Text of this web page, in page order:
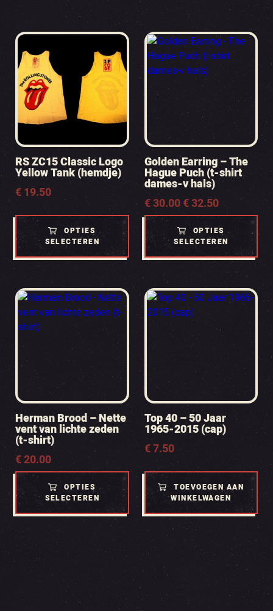
RS ZC15 Classic Logo
Yellow Tank (hemdje)
€19.50
OPTIES
SELECTEREN
Golden Earring – The
Hague Puch (t-shirt
dames-v hals)
€30.00-€32.50
Prijsklasse:
€ 30.00
€ 32.50
OPTIES
SELECTEREN
Herman Brood – Nette
vent van lichte zeden
(t-shirt)
€20.00
OPTIES
SELECTEREN
Top 40 – 50 Jaar
1965-2015 (cap)
€7.50
TOEVOEGEN AAN
WINKELWAGEN